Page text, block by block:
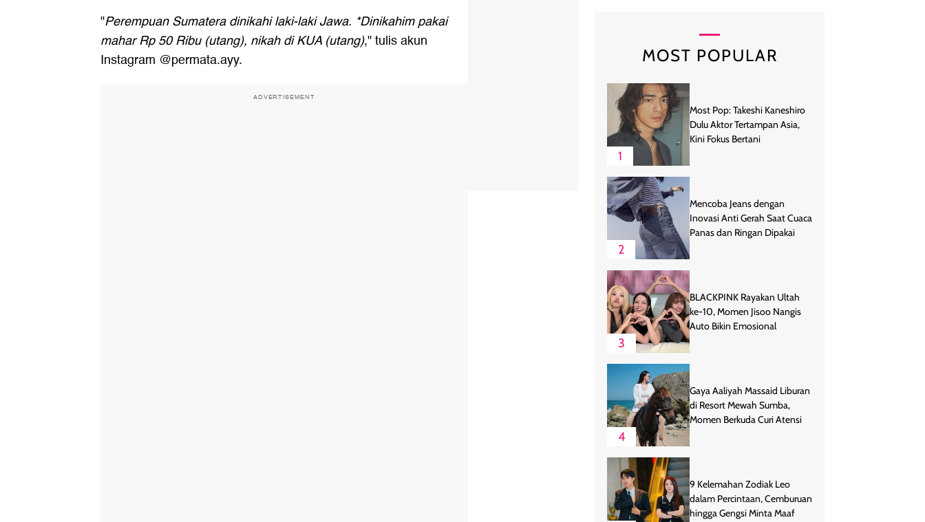
"Perempuan Sumatera dinikahi laki-laki Jawa. *Dinikahim pakai
mahar Rp 50 Ribu (utang), nikah di KUA (utang)," tulis akun
Instagram @permata.ayy.
ADVERTISEMENT
MOST POPULAR
1
Most Pop: Takeshi Kaneshiro
Dulu Aktor Tertampan Asia,
Kini Fokus Bertani
2
Mencoba Jeans dengan
Inovasi Anti Gerah Saat Cuaca
Panas dan Ringan Dipakai
3
BLACKPINK Rayakan Ultah
ke-10, Momen Jisoo Nangis
Auto Bikin Emosional
4
Gaya Aaliyah Massaid Liburan
di Resort Mewah Sumba,
Momen Berkuda Curi Atensi
9 Kelemahan Zodiak Leo
dalam Percintaan, Cemburuan
hingga Gengsi Minta Maaf